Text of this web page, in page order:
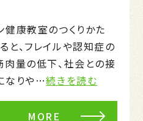
健康教室のつくりかた
、フレイルや認知症の
量の低下、社会との接
なりや…続きを読む
MORE